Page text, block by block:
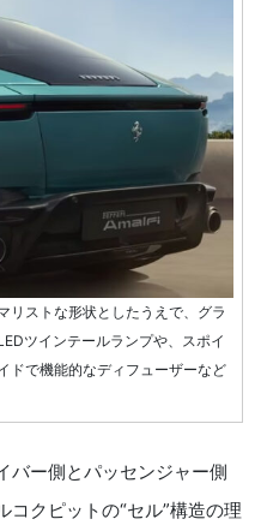
ストな形状としたうえで、グラ
ツインテールランプや、スポイ
ドで機能的なディフューザーなど
ー側とパッセンジャー側
コクピットの“セル”構造の理